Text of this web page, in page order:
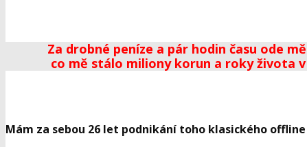
Za drobné peníze a pár hodin času ode
co mě stálo miliony korun a roky života
Mám za sebou 26 let podnikání toho klasického